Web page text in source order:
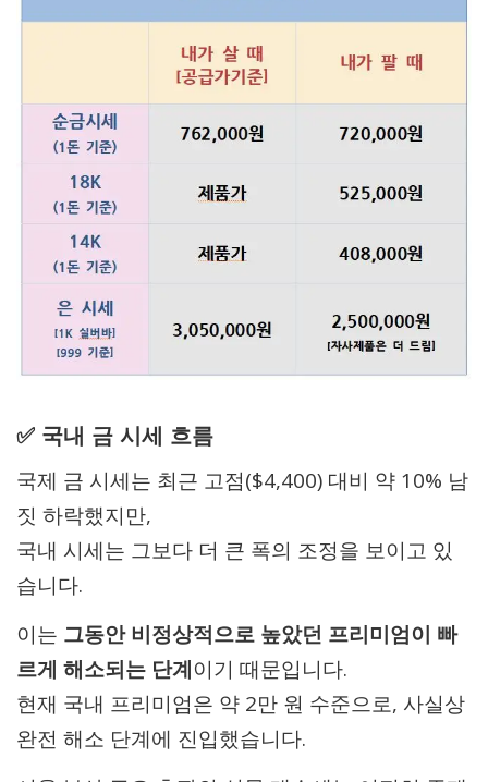
✅ 국내 금 시세 흐름
국제 금 시세는 최근 고점($4,400) 대비 약 10% 남
짓 하락했지만,
국내 시세는 그보다 더 큰 폭의 조정을 보이고 있
습니다.
이는 그동안 비정상적으로 높았던 프리미엄이 빠
르게 해소되는 단계이기 때문입니다.
현재 국내 프리미엄은 약 2만 원 수준으로, 사실상
완전 해소 단계에 진입했습니다.